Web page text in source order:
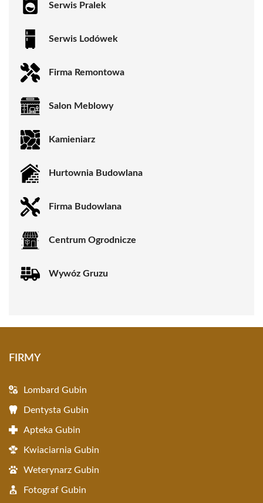
Serwis Pralek
Serwis Lodówek
Firma Remontowa
Salon Meblowy
Kamieniarz
Hurtownia Budowlana
Firma Budowlana
Centrum Ogrodnicze
Wywóz Gruzu
FIRMY
Lombard Gubin
Dentysta Gubin
Apteka Gubin
Kwiaciarnia Gubin
Weterynarz Gubin
Fotograf Gubin